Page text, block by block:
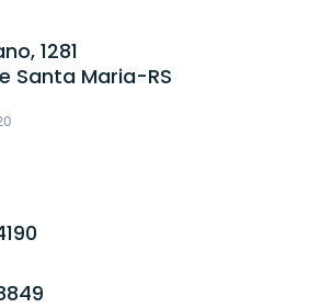
1281
Santa Maria-RS